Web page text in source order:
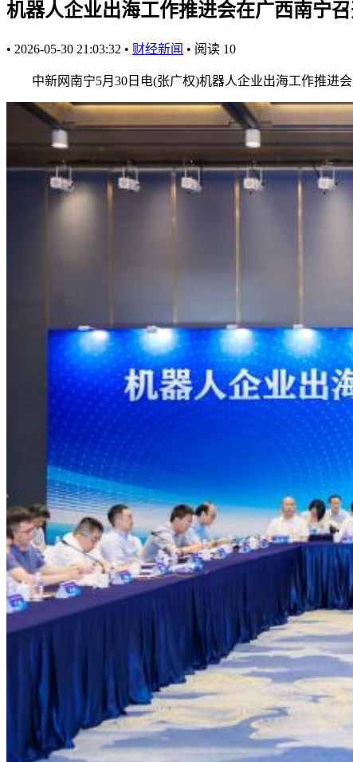
机器人企业出海工作推进会在广西南宁
• 2026-05-30 21:03:32 • 财经新闻 • 阅读 10
中新网南宁5月30日电(张广权)机器人企业出海工作推进会